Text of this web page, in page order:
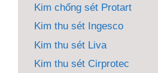
Kim chống sét Protart
Kim thu sét Ingesco
Kim thu sét Liva
Kim thu sét Cirprotec